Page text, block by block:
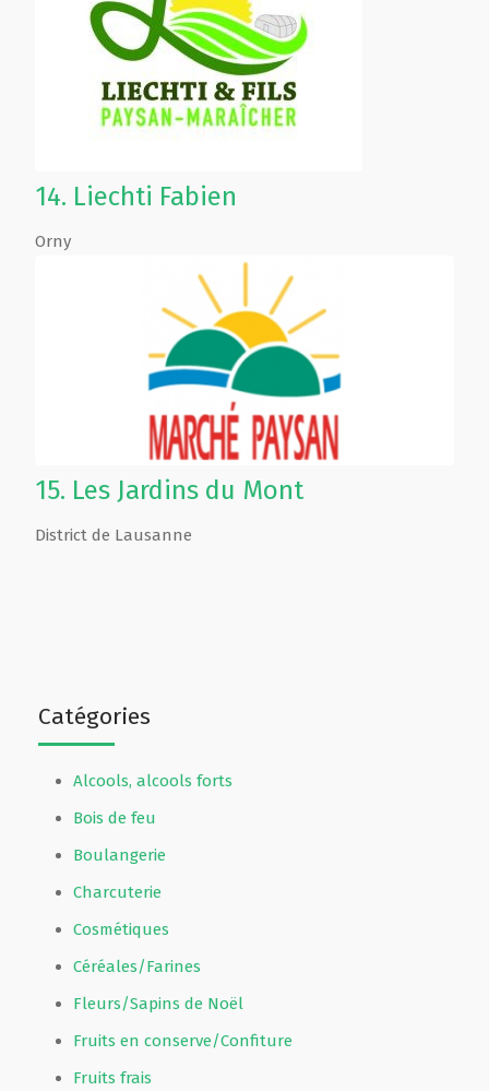
Catégories
Alcools, alcools forts
Bois de feu
Boulangerie
Charcuterie
Cosmétiques
Céréales/Farines
Fleurs/Sapins de Noël
Fruits en conserve/Confiture
Fruits frais
14. Liechti Fabien
Orny
15. Les Jardins du Mont
District de Lausanne